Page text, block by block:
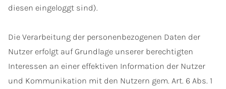
diesen eingeloggt sind).
Die Verarbeitung der personenbezogenen Daten der
Nutzer erfolgt auf Grundlage unserer berechtigten
Interessen an einer effektiven Information der Nutzer
und Kommunikation mit den Nutzern gem. Art. 6 Abs. 1